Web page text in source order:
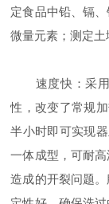
定食品中铅、镉
微量元素；测定土
速度快：采用
性，改变了常规
半小时即可实现
一体成型，可耐
造成的开裂问题